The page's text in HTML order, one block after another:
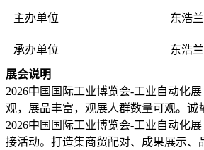
主办单位 东浩
承办单位 东浩
展会说明
2026中国国际工业博览会-工业自动化
观，展品丰富，观展人群数量可观。诚
2026中国国际工业博览会-工业自动化
接活动。打造集商贸配对、成果展示、